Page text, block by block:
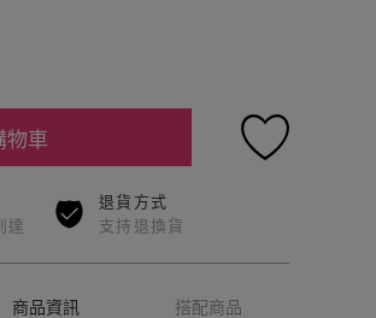
物車
達
退貨方式
支持退換貨
商品資訊 搭配商品